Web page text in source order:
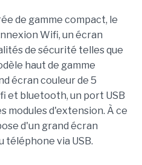
de gamme compact, le
Wifi, un écran
de sécurité telles que
haut de gamme
écran couleur de 5
et bluetooth, un port USB
modules d'extension. À ce
d'un grand écran
téléphone via USB.